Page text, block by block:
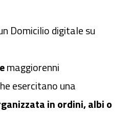
Domicilio digitale su
maggiorenni
esercitano una
in ordini, albi o